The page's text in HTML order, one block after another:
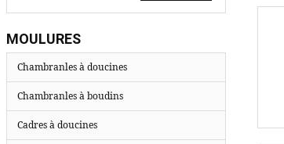
MOULURES
Chambranles à doucines
Chambranles à boudins
Cadres à doucines